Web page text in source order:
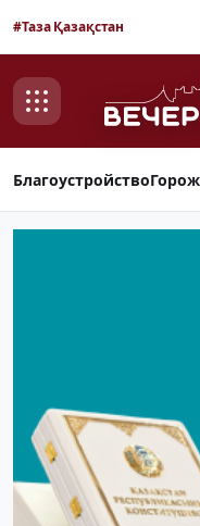
#Таза Қазақстан
Благоустройство